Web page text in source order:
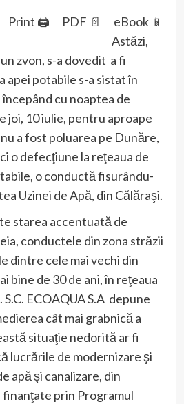
Print 🖨 PDF 📄
eBook 📱
Astăzi,
zvon, s-a dovedit a fi
apei potabile s-a sistat în
cu noaptea de
joi, 10 iulie, pentru aproape
a fost poluarea pe Dunăre,
o defecţiune la reţeaua de
o conductă fisurându-
Uzinei de Apă, din Călăraşi.
starea accentuată de
conductele din zona străzii
dintre cele mai vechi din
bine de 30 de ani, în reţeaua
ECOAQUA S.A depune
cât mai grabnică a
situaţie nedorită ar fi
lucrările de modernizare şi
apă şi canalizare, din
prin Programul